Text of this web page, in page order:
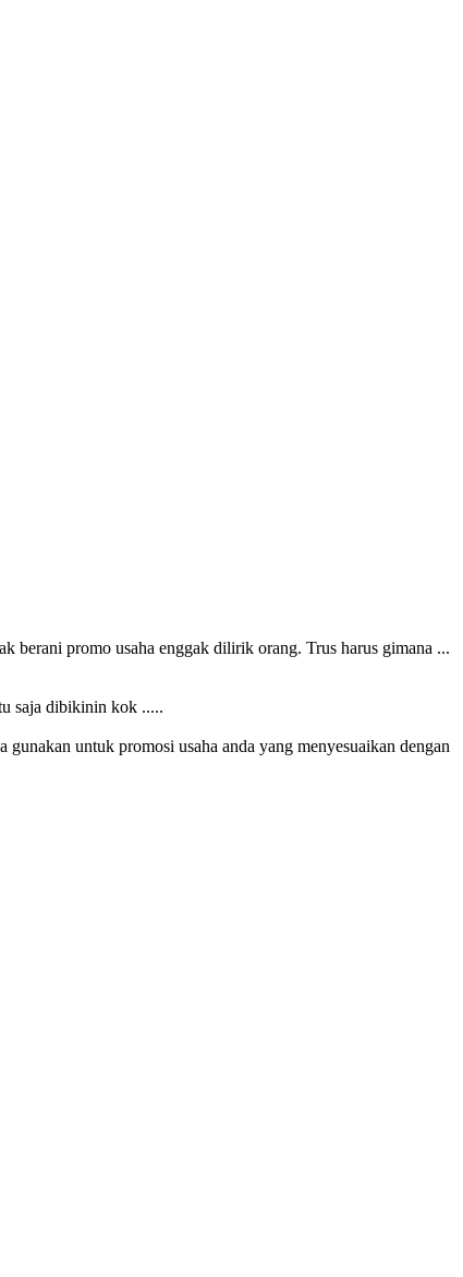
berani promo usaha enggak dilirik orang. Trus harus gimana ...
saja dibikinin kok .....
untuk promosi usaha anda yang menyesuaikan dengan